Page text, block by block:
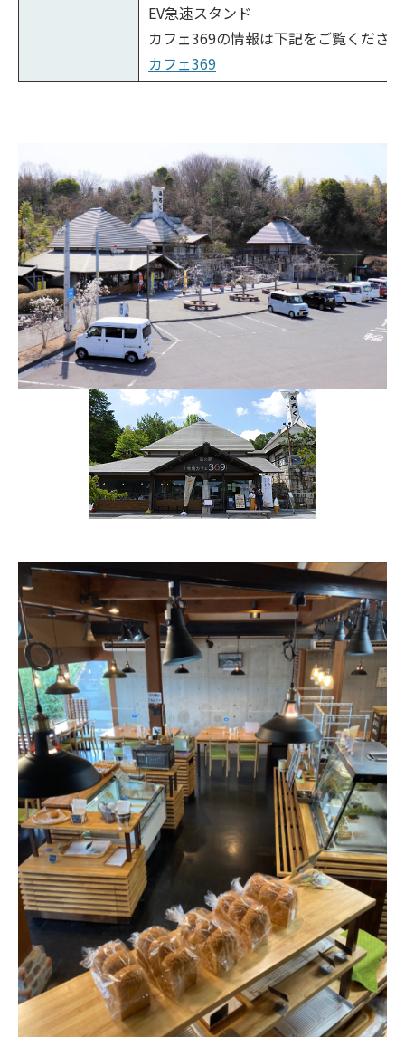
EV急速スタンド
カフェ369の情報は下記をご覧くださ
カフェ369